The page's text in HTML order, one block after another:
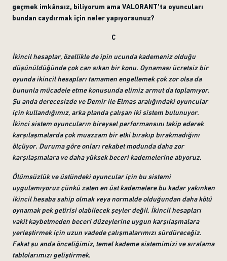
geçmek imkânsız, biliyorum ama VALORANT'ta oyuncuları
bundan caydırmak için neler yapıyorsunuz?
C
İkincil hesaplar, özellikle de ipin ucunda kademeniz olduğu
düşünüldüğünde çok can sıkan bir konu. Oynaması ücretsiz bir
oyunda ikincil hesapları tamamen engellemek çok zor olsa da
bununla mücadele etme konusunda elimiz armut da toplamıyor.
Şu anda derecesizde ve Demir ile Elmas aralığındaki oyuncular
için kullandığımız, arka planda çalışan iki sistem bulunuyor.
İkinci sistem oyuncuların bireysel performansını takip ederek
karşılaşmalarda çok muazzam bir etki bırakıp bırakmadığını
ölçüyor. Duruma göre onları rekabet modunda daha zor
karşılaşmalara ve daha yüksek beceri kademelerine atıyoruz.
Ölümsüzlük ve üstündeki oyuncular için bu sistemi
uygulamıyoruz çünkü zaten en üst kademelere bu kadar yakınken
ikincil hesaba sahip olmak veya normalde olduğundan daha kötü
oynamak pek getirisi olabilecek şeyler değil. İkincil hesapları
vakit kaybetmeden beceri düzeylerine uygun karşılaşmalara
yerleştirmek için uzun vadede çalışmalarımızı sürdüreceğiz.
Fakat şu anda önceliğimiz, temel kademe sistemimizi ve sıralama
tablolarımızı geliştirmek.